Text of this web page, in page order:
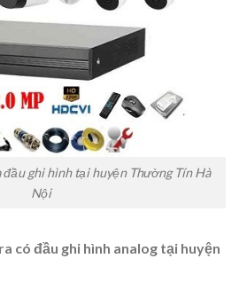
ghi hình tại huyện Thường Tín Hà
Nội
có đầu ghi hình analog tại huyện